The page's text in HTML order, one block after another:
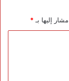
إليها بـ *